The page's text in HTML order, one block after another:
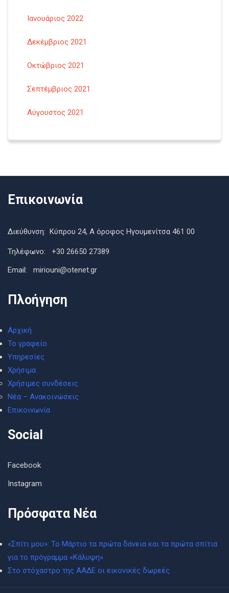
Ιανουάριος 2022
Δεκέμβριος 2021
Οκτώβριος 2021
Σεπτέμβριος 2021
Αύγουστος 2021
Επικοινωνία
Διεύθυνση: Κύπρου 24, Α όροφος Ηγουμενίτσα 461 00
Τηλέφωνο: +30 26650 27389
Εmail: miriouni@otenet.gr
Πλοήγηση
Αρχική
Το γραφείο
Υπηρεσίες
Χρήσιμα
Χρήσιμες συνδέσεις
Νέα – Ανακοινώσεις
Επικοινωνία
Social
Facebook
Instagram
Πρόσφατα Νέα
«Σπίτι μου»: Το Μάρτιο τα πρώτα δάνεια και τα πρώτα σπίτια
για το πρόγραμμα «Κάλυψη»
Στο στόχαστρο της ΑΑΔΕ οι εικονικές δωρεές